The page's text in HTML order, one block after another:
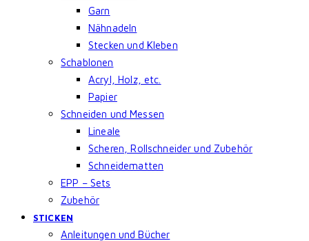
Garn
Nähnadeln
Stecken und Kleben
Schablonen
Acryl, Holz, etc.
Papier
Schneiden und Messen
Lineale
Scheren, Rollschneider und Zubehör
Schneidematten
EPP – Sets
Zubehör
STICKEN
Anleitungen und Bücher